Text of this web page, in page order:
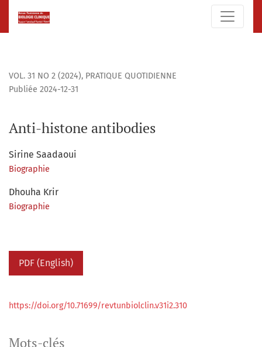
VOL. 31 NO 2 (2024), PRATIQUE QUOTIDIENNE
Anti-histone antibodies
Publiée 2024-12-31
Sirine Saadaoui
Biographie
Dhouha Krir
Biographie
PDF (English)
Mots-clés
https://doi.org/10.71699/revtunbiolclin.v31i2.310